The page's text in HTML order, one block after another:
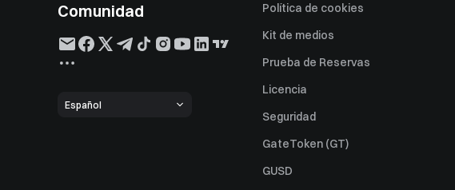
Comunidad
Español
Política de cookies
Kit de medios
Prueba de Reservas
Licencia
Seguridad
GateToken (GT)
GUSD